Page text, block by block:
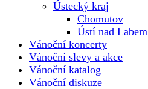
Ústecký kraj
Chomutov
Ústí nad Labem
Vánoční koncerty
Vánoční slevy a akce
Vánoční katalog
Vánoční diskuze